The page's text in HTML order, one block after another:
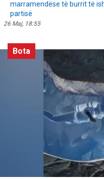
marramendëse të burrit të
partisë
26 Maj, 18:55
Bota